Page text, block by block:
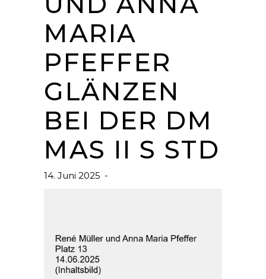
MARIA
PFEFFER
GLÄNZEN
BEI DER DM
MAS II S STD
14. Juni 2025